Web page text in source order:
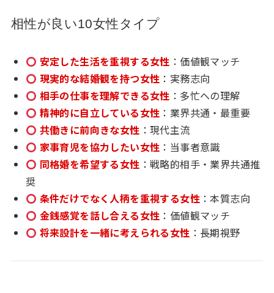
相性が良い10女性タイプ
安定した生活を重視する女性 ：価値観マッチ
現実的な結婚観を持つ女性 ：実務志向
相手の仕事を理解できる女性 ：多忙への理解
精神的に自立している女性 ：業界共通・最重要
共働きに前向きな女性 ：現代主流
家事育児を協力したい女性 ：当事者意識
同格婚を希望する女性 ：戦略的相手・業界共通推
奨
条件だけでなく人柄を重視する女性：本質志向
金銭感覚を話し合える女性 ：価値観マッチ
将来設計を一緒に考えられる女性 ：長期視野